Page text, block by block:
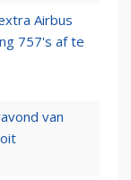
Airbus
757's af te
van